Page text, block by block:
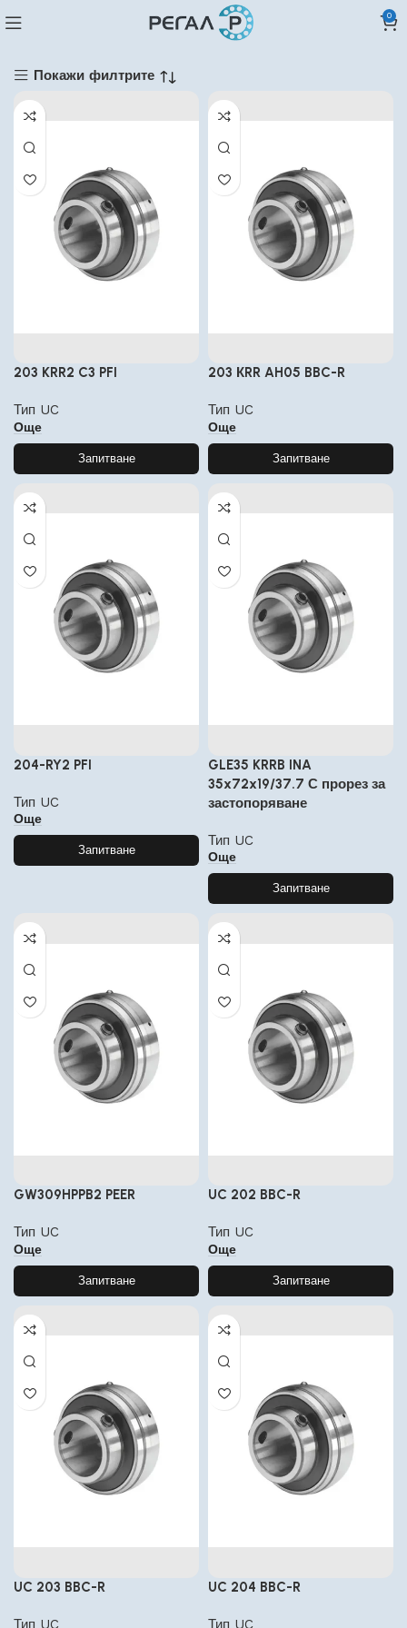
0
Покажи филтрите
203 KRR2 C3 PFI
Тип UC
Още
Запитване
203 КRR AH05 BBC-R
Тип UC
Още
Запитване
204-RY2 PFI
Тип UC
Още
Запитване
GLE35 KRRB INA
35x72x19/37.7 С прорез за
застопоряване
Тип UC
Още
Запитване
GW309HPPB2 PEER
Тип UC
Още
Запитване
UC 202 BBC-R
Тип UC
Още
Запитване
UC 203 BBC-R
Тип UC
UC 204 BBC-R
Тип UC